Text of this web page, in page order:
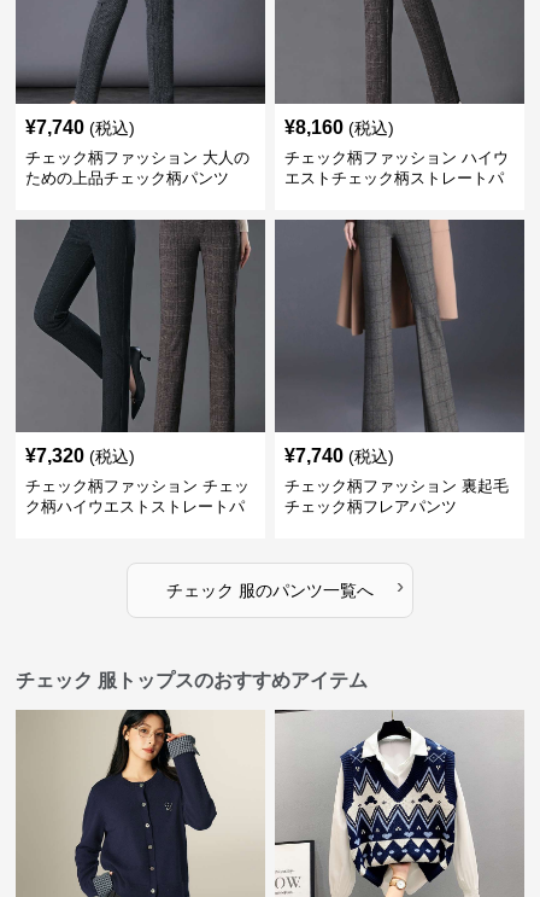
¥7,740 (税込)
チェック柄ファッション 大人の
ための上品チェック柄パンツ
¥8,160 (税込)
チェック柄ファッション ハイウ
エストチェック柄ストレートパ
¥7,320 (税込)
チェック柄ファッション チェッ
ク柄ハイウエストストレートパ
¥7,740 (税込)
チェック柄ファッション 裏起毛
チェック柄フレアパンツ
チェック 服のパンツ一覧へ ›
チェック 服トップスのおすすめアイテム